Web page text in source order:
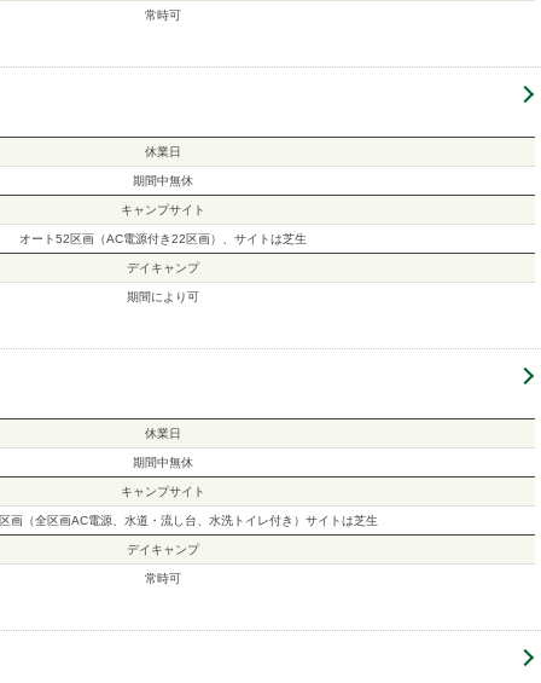
常時可
休業日
期間中無休
キャンプサイト
オート52区画（AC電源付き22区画）、サイトは芝生
デイキャンプ
期間により可
休業日
期間中無休
キャンプサイト
画（全区画AC電源、水道・流し台、水洗トイレ付き）サイトは芝生
デイキャンプ
常時可